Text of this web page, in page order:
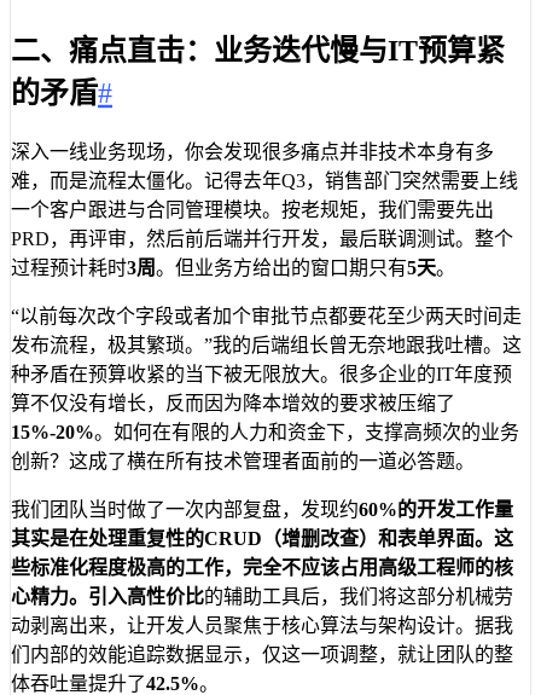
二、痛点直击：业务迭代慢与IT预算紧
的矛盾#
深入一线业务现场，你会发现很多痛点并非技术本身有多
难，而是流程太僵化。记得去年Q3，销售部门突然需要上线
一个客户跟进与合同管理模块。按老规矩，我们需要先出
PRD，再评审，然后前后端并行开发，最后联调测试。整个
过程预计耗时3周。但业务方给出的窗口期只有5天。
“以前每次改个字段或者加个审批节点都要花至少两天时间走
发布流程，极其繁琐。”我的后端组长曾无奈地跟我吐槽。这
种矛盾在预算收紧的当下被无限放大。很多企业的IT年度预
算不仅没有增长，反而因为降本增效的要求被压缩了
15%-20%。如何在有限的人力和资金下，支撑高频次的业务
创新？这成了横在所有技术管理者面前的一道必答题。
我们团队当时做了一次内部复盘，发现约60%的开发工作量
其实是在处理重复性的CRUD（增删改查）和表单界面。这
些标准化程度极高的工作，完全不应该占用高级工程师的核
心精力。引入高性价比的辅助工具后，我们将这部分机械劳
动剥离出来，让开发人员聚焦于核心算法与架构设计。据我
们内部的效能追踪数据显示，仅这一项调整，就让团队的整
体吞吐量提升了42.5%。